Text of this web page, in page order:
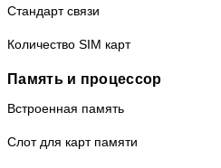
Стандарт связи
Количество SIM карт
Память и процессор
Встроенная память
Слот для карт памяти